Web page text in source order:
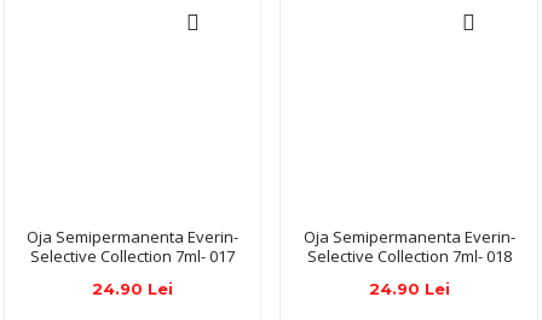
Oja Semipermanenta Everin-
Selective Collection 7ml- 017
24.90 Lei
Oja Semipermanenta Everin-
Selective Collection 7ml- 018
24.90 Lei